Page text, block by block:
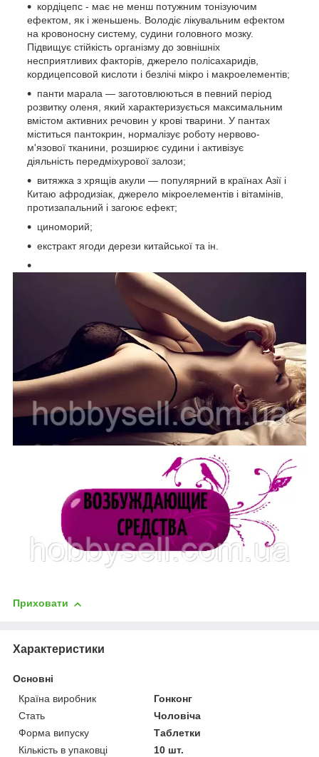
кордіцепс - має не менш потужним тонізуючим
ефектом, як і женьшень. Володіє лікувальним ефектом
на кровоносну систему, судини головного мозку.
Підвищує стійкість організму до зовнішніх
несприятливих факторів, джерело полісахаридів,
кордицепсовой кислоти і безлічі мікро і макроелементів;
панти марала ― заготовлюються в певний період
розвитку оленя, який характеризується максимальним
вмістом активних речовин у крові тварини. У пантах
міститься пантокрин, нормалізує роботу нервово-
м'язової тканини, розширює судини і активізує
діяльність передміхурової залози;
витяжка з хрящів акули ― популярний в країнах Азії і
Китаю афродизіак, джерело мікроелементів і вітамінів,
протизапальний і загоює ефект;
циноморий;
екстракт ягоди дерези китайської та ін.
Приховати
Характеристики
Основні
Країна виробник
Гонконг
Стать
Чоловіча
Форма випуску
Таблетки
Кількість в упаковці
10 шт.